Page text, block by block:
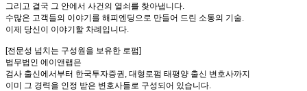
그리고 결국 그 안에서 사건의 열쇠를 찾아냅니다.
수많은 고객들의 이야기를 해피엔딩으로 만들어 드린 소통의 기술.
이제 당신이 이야기할 차례입니다.
[전문성 넘치는 구성원을 보유한 로펌]
법무법인 에이앤랩은
검사 출신에서부터 한국투자증권, 대형로펌 태평양 출신 변호사까지
이미 그 경력을 인정 받은 변호사들로 구성되어 있습니다.